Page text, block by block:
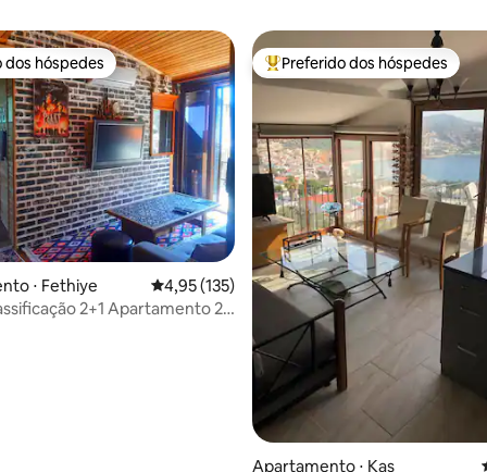
de 5, 25 avaliações
dos hóspedes
dos hóspedes
⋅ Fethiye 4,95 de uma avaliação média de 5, 135
4,95 (135)
2+1 Apartamento 2
Entre os melhores preferidos
Preferido dos hóspedes
Apartamento ⋅ Kaş